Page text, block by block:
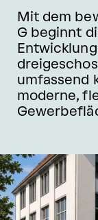
Mit dem
G beginnt
Entwicklung
umfassend
moderne,